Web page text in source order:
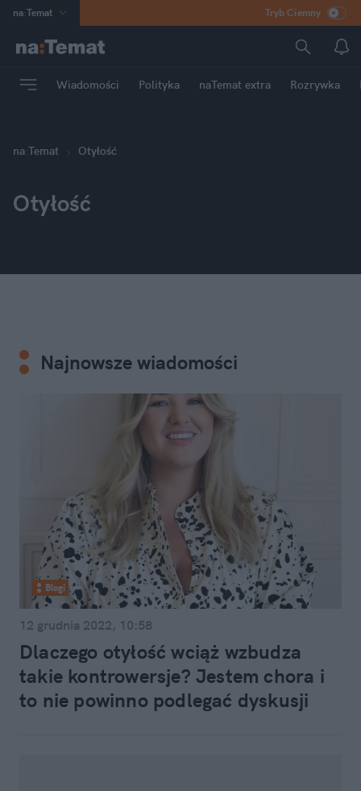
na:Temat
Poland
mama
Rozrywka
Tryb Ciemny
Wiadomości Polityka naTemat extra Rozrywka
na:Temat Otyłość
Otyłość
Najnowsze wiadomości
Blogi
12 grudnia 2022, 10:58
Dlaczego otyłość wciąż wzbudza
takie kontrowersje? Jestem chora i
to nie powinno podlegać dyskusji